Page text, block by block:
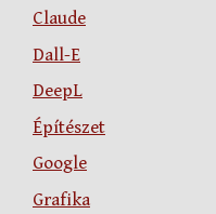
Claude
Dall-E
DeepL
Építészet
Google
Grafika